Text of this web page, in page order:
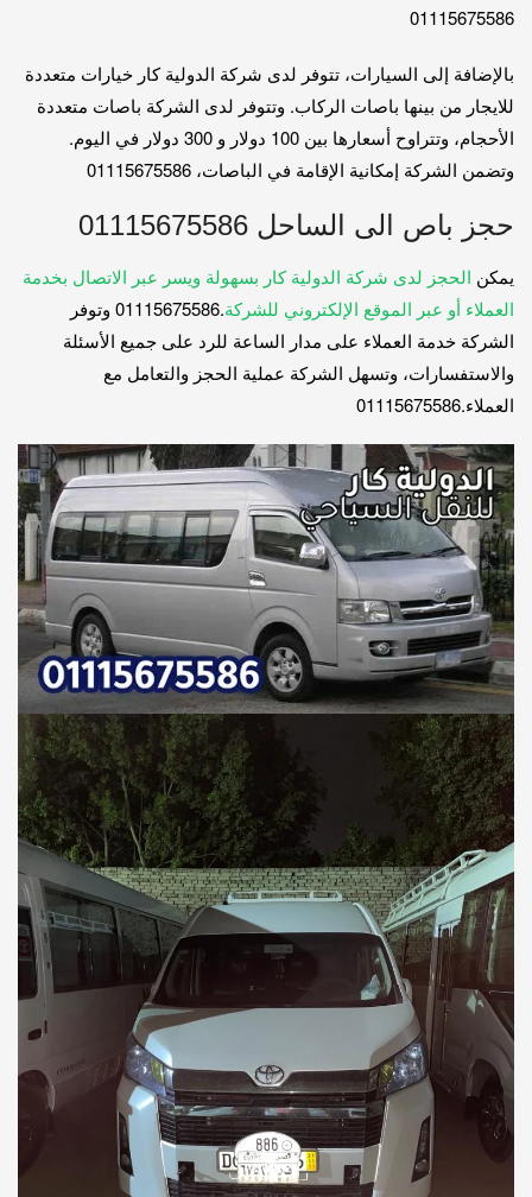
01115675586
بالإضافة إلى السيارات، تتوفر لدى شركة الدولية كار خيارات متعددة
للايجار من بينها باصات الركاب. وتتوفر لدى الشركة باصات متعددة
الأحجام، وتتراوح أسعارها بين 100 دولار و 300 دولار في اليوم.
وتضمن الشركة إمكانية الإقامة في الباصات، 01115675586
حجز باص الى الساحل 01115675586
يمكن الحجز لدى شركة الدولية كار بسهولة ويسر عبر الاتصال بخدمة
العملاء أو عبر الموقع الإلكتروني للشركة
.01115675586 وتوفر
الشركة خدمة العملاء على مدار الساعة للرد على جميع الأسئلة
والاستفسارات، وتسهل الشركة عملية الحجز والتعامل مع
العملاء.01115675586